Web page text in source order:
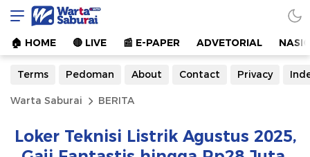
Warta Saburai
Sumber Informasi Terkini
🏠︎ HOME 🔴 LIVE 📰 E-PAPER ADVETORIAL
Terms Pedoman About Contact Privacy
Warta Saburai BERITA
Loker Teknisi Listrik Agustus 2025,